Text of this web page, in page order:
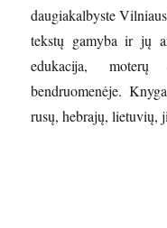
daugiakalbyste
tekstų gamyba ir jų
edukacija, moterų
bendruomenėje.
rusų, hebrajų, lietuvių,